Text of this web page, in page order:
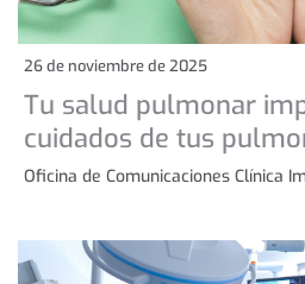
26 de noviembre de 2025
Tu salud pulmonar
cuidados de tus
Oficina de Comunicaciones Clínica